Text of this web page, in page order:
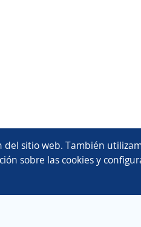
sitio web. También
sobre las cookies y